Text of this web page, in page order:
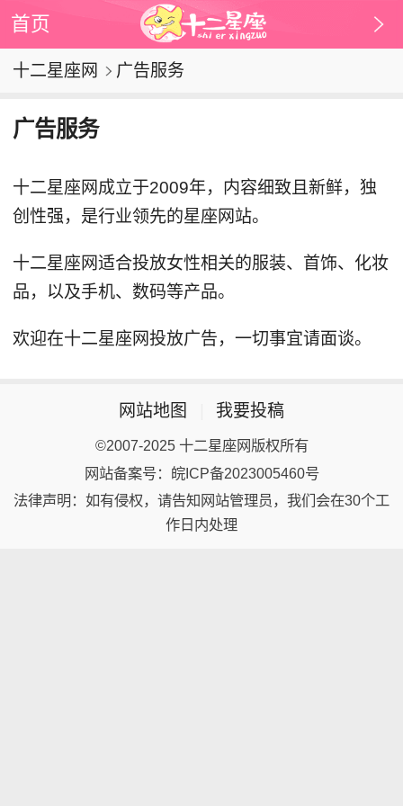
首页
十二星座网 广告服务
广告服务
十二星座网成立于2009年，内容细致且新鲜，独
创性强，是行业领先的星座网站。
十二星座网适合投放女性相关的服装、首饰、化妆
品，以及手机、数码等产品。
欢迎在十二星座网投放广告，一切事宜请面谈。
网站地图 我要投稿
©2007-2025 十二星座网版权所有
网站备案号：皖ICP备2023005460号
法律声明：如有侵权，请告知网站管理员，我们会在30个工
作日内处理